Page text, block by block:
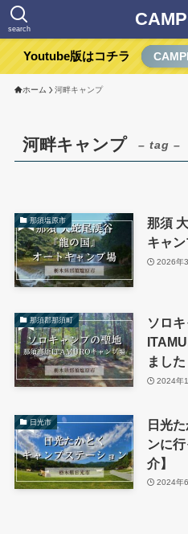
search
Youtube版はコチラ
ホーム 河畔キャンプ
河畔キャンプ – tag –
那須塩原市
那須
キャ
2026年
那須郡那須町
ソロ
まし
2024年
日光市
日光
ンに
介】
2024年